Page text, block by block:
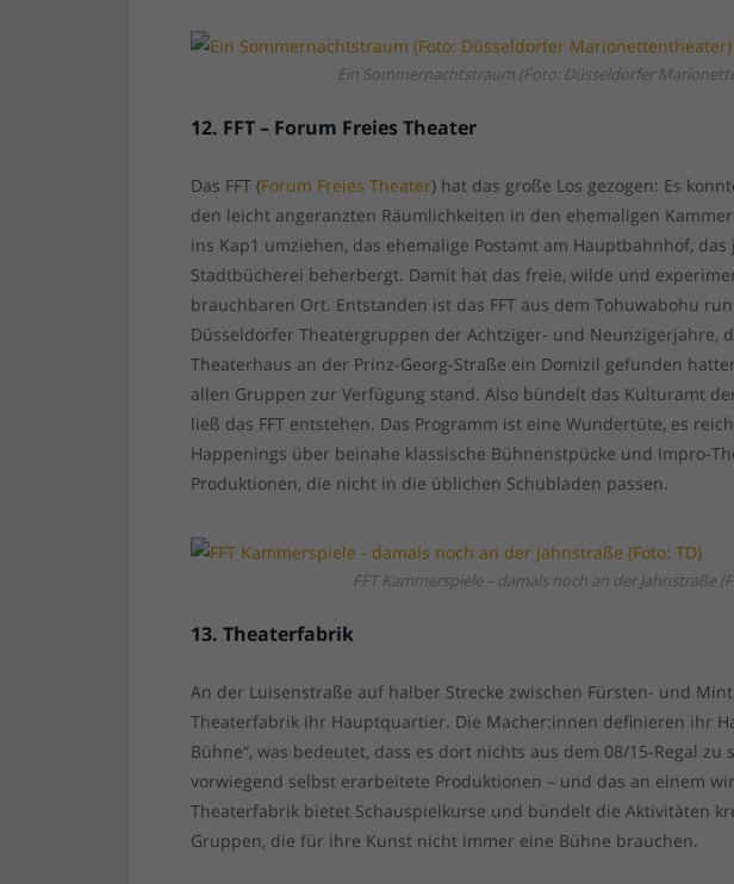
Ein Sommernachtstraum (Foto: Düsseldorfer
12. FFT – Forum Freies Theater
Das FFT (Forum Freies Theater) hat das große Los gezogen: Es
den leicht angeranzten Räumlichkeiten in den ehemaligen
ins Kap1 umziehen, das ehemalige Postamt am Hauptbahnhof,
Stadtbücherei beherbergt. Damit hat das freie, wilde und
brauchbaren Ort. Entstanden ist das FFT aus dem Tohuwabohu
Düsseldorfer Theatergruppen der Achtziger- und Neunzigerjahre,
Theaterhaus an der Prinz-Georg-Straße ein Domizil gefunden
allen Gruppen zur Verfügung stand. Also bündelt das Kulturamt
ließ das FFT entstehen. Das Programm ist eine Wundertüte, es
Happenings über beinahe klassische Bühnenstpücke und Impro-
Produktionen, die nicht in die üblichen Schubladen passen.
FFT Kammerspiele – damals noch an der Jahnstraße
13. Theaterfabrik
An der Luisenstraße auf halber Strecke zwischen Fürsten- und
Theaterfabrik ihr Hauptquartier. Die Macher:innen definieren ihr
Bühne“, was bedeutet, dass es dort nichts aus dem 08/15-Regal zu
vorwiegend selbst erarbeitete Produktionen – und das an einem
Theaterfabrik bietet Schauspielkurse und bündelt die Aktivitäten
Gruppen, die für ihre Kunst nicht immer eine Bühne brauchen.